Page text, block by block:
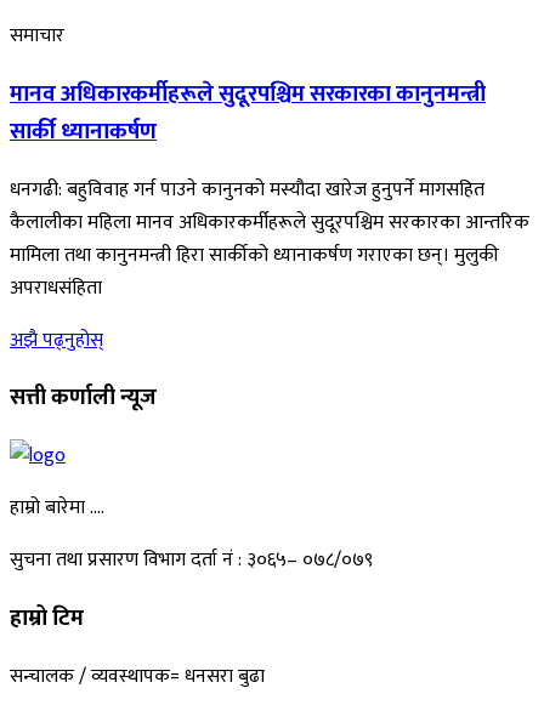
समाचार
मानव अधिकारकर्मीहरूले सुदूरपश्चिम सरकारका कानुनमन्त्री
सार्की ध्यानाकर्षण
धनगढी: बहुविवाह गर्न पाउने कानुनको मस्यौदा खारेज हुनुपर्ने मागसहित
कैलालीका महिला मानव अधिकारकर्मीहरूले सुदूरपश्चिम सरकारका आन्तरिक
मामिला तथा कानुनमन्त्री हिरा सार्कीको ध्यानाकर्षण गराएका छन्। मुलुकी
अपराधसंहिता
अझै पढ्नुहोस्
सत्ती कर्णाली न्यूज
हाम्रो बारेमा ….
सुचना तथा प्रसारण विभाग दर्ता नं : ३०६५– ०७८/०७९
हाम्रो टिम
सन्चालक / व्यवस्थापक= धनसरा बुढा